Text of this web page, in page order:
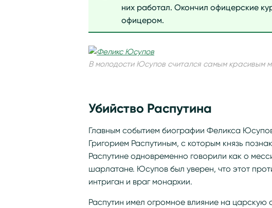
них работал. Окончил офицерские
офицером.
В молодости Юсупов считался самым красивым
Убийство Распутина
Главным событием биографии Феликса
Григорием Распутиным, с которым князь
Распутине одновременно говорили как о
шарлатане. Юсупов был уверен, что этот
интриган и враг монархии.
Распутин имел огромное влияние на царскую